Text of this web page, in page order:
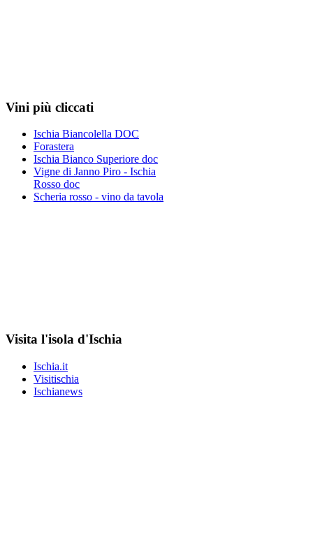
Vini più cliccati
Ischia Biancolella DOC
Forastera
Ischia Bianco Superiore doc
Vigne di Janno Piro - Ischia
Rosso doc
Scheria rosso - vino da tavola
Visita l'isola d'Ischia
Ischia.it
Visitischia
Ischianews